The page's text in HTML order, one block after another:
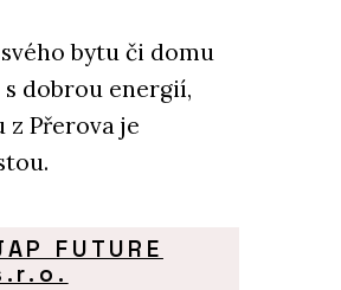
bytu či domu
dobrou energií,
z Přerova je
FUTURE